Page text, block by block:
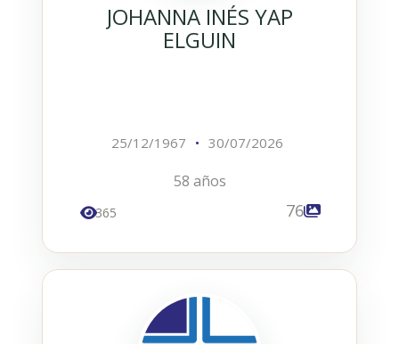
JOHANNA INÉS YAP
ELGUIN
25/12/1967 • 30/07/2026
58 años
365 76